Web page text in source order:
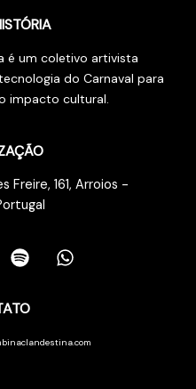
é um coletivo artivista
do Carnaval para
impacto cultural.
Freire, 161, Arroios -